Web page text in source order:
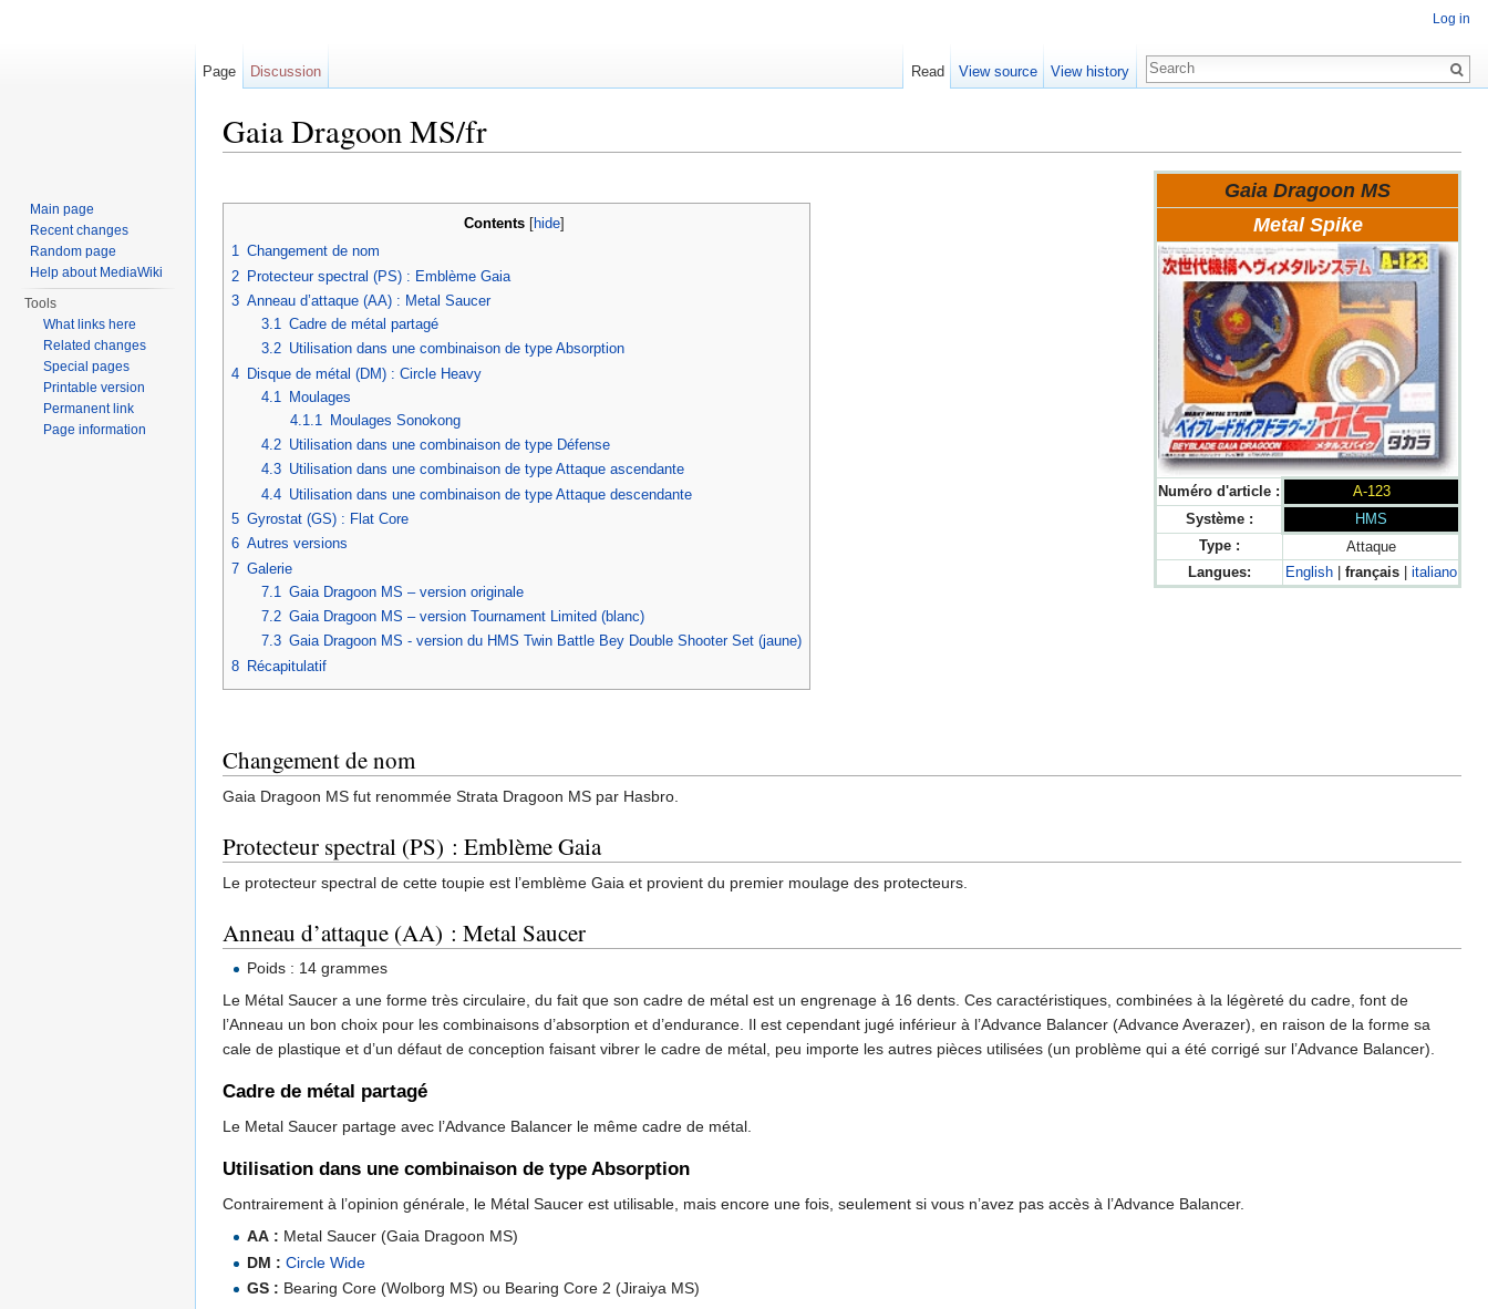
Gaia Dragoon MS/fr
Gaia Dragoon MS
Metal Spike
Numéro d'article :
A-123
Système :
HMS
Type :
Attaque
Langues:
English| français| italiano
Contents hide
1 Changement de nom
2 Protecteur spectral (PS) : Emblème Gaia
3 Anneau d’attaque (AA) : Metal Saucer
3.1 Cadre de métal partagé
3.2 Utilisation dans une combinaison de type Absorption
4 Disque de métal (DM) : Circle Heavy
4.1
Moulages
4.1.1
Moulages Sonokong
4.2 Utilisation dans une combinaison de type Défense
4.3 Utilisation dans une combinaison de type Attaque ascendante
4.4 Utilisation dans une combinaison de type Attaque descendante
5 Gyrostat (GS) : Flat Core
6 Autres versions
7 Galerie
7.1 Gaia Dragoon MS – version originale
7.2 Gaia Dragoon MS – version Tournament Limited (blanc)
7.3 Gaia Dragoon MS - version du HMS Twin Battle Bey Double Shooter Set (jaune)
8 Récapitulatif
Changement de nom
Gaia Dragoon MS fut renommée Strata Dragoon MS par Hasbro.
Protecteur spectral (PS) : Emblème Gaia
Le protecteur spectral de cette toupie est l’emblème Gaia et provient du premier moulage des protecteurs.
Anneau d’attaque (AA) : Metal Saucer
Poids : 14 grammes
Le Métal Saucer a une forme très circulaire, du fait que son cadre de métal est un engrenage à 16 dents. Ces caractéristiques, combinées à la légèreté du cadre, font de
l’Anneau un bon choix pour les combinaisons d’absorption et d’endurance. Il est cependant jugé inférieur à l’Advance Balancer (Advance Averazer), en raison de la forme sa
cale de plastique et d’un défaut de conception faisant vibrer le cadre de métal, peu importe les autres pièces utilisées (un problème qui a été corrigé sur l’Advance Balancer).
Cadre de métal partagé
Le Metal Saucer partage avec l’Advance Balancer le même cadre de métal.
Utilisation dans une combinaison de type Absorption
Contrairement à l’opinion générale, le Métal Saucer est utilisable, mais encore une fois, seulement si vous n’avez pas accès à l’Advance Balancer.
AA : Metal Saucer (Gaia Dragoon MS)
DM : Circle Wide
GS : Bearing Core (Wolborg MS) ou Bearing Core 2 (Jiraiya MS)
Log in
Page Discussion Read View source View history
Main page
Recent changes
Random page
Help about MediaWiki
Tools
What links here
Related changes
Special pages
Printable version
Permanent link
Page information